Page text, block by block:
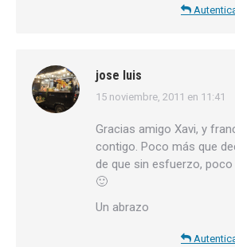
jose luis
dice:
15 noviembre, 2011 en 11:41
Gracias amigo Xavi, y
contigo. Poco más que
de que sin esfuerzo,
🙂
Un abrazo